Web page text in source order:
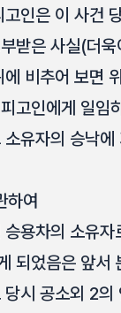
인은 이 사건
받은 사실(더
비추어 보면
고인에게 일임
유자의 승낙
하여
용차의 소유
되었음은 앞서
시 공소외 2